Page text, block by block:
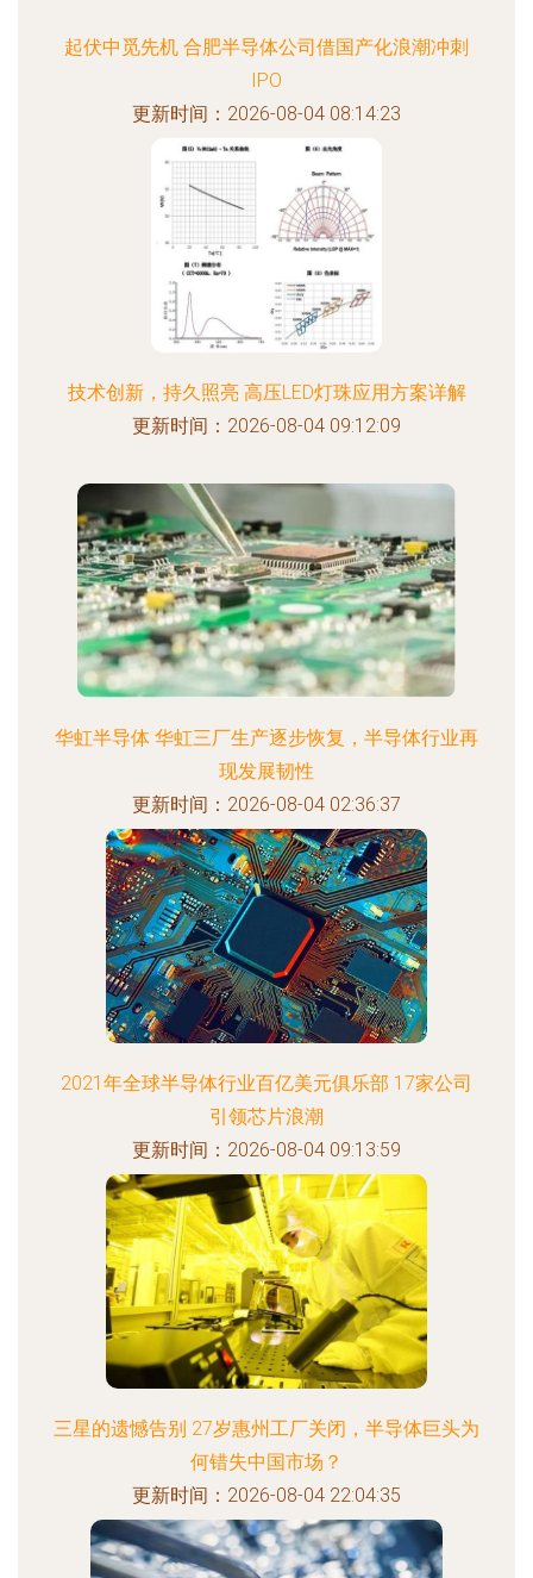
起伏中觅先机 合肥半导体公司借国产化浪潮冲刺
IPO
更新时间：2026-08-04 08:14:23
技术创新，持久照亮 高压LED灯珠应用方案详解
更新时间：2026-08-04 09:12:09
华虹半导体 华虹三厂生产逐步恢复，半导体行业再
现发展韧性
更新时间：2026-08-04 02:36:37
2021年全球半导体行业百亿美元俱乐部 17家公司
引领芯片浪潮
更新时间：2026-08-04 09:13:59
三星的遗憾告别 27岁惠州工厂关闭，半导体巨头为
何错失中国市场？
更新时间：2026-08-04 22:04:35